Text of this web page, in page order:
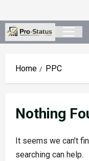
to
content
Primary
Home PPC
Nothing
It seems we can’t
searching can help.